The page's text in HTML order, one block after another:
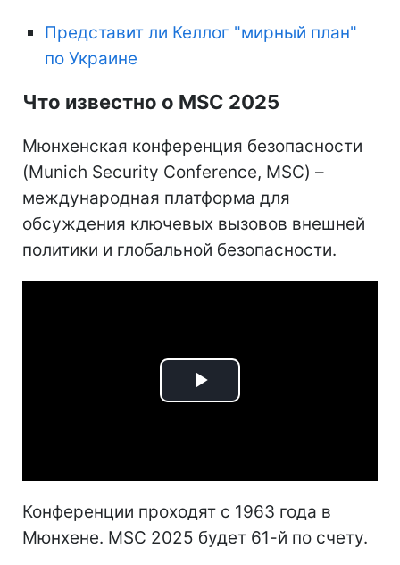
Представит ли Келлог "мирный план"
по Украине
Что известно о MSC 2025
Мюнхенская конференция безопасности
(Munich Security Conference, MSC) –
международная платформа для
обсуждения ключевых вызовов внешней
политики и глобальной безопасности.
Play
Конференции проходят с 1963 года в
Мюнхене. MSC 2025 будет 61-й по счету.